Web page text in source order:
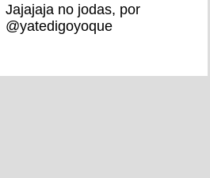
Jajajaja no jodas, por
@yatedigoyoque